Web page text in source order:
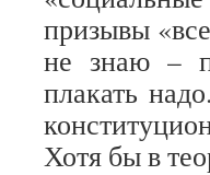
призывы
не знаю –
плакать
Хотя бы в